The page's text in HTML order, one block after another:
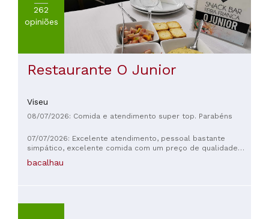
262
opiniões
Restaurante O Junior
Viseu
08/07/2026: Comida e atendimento super top. Parabéns
07/07/2026: Excelente atendimento, pessoal bastante
simpático, excelente comida com um preço de qualidade
otimo
bacalhau